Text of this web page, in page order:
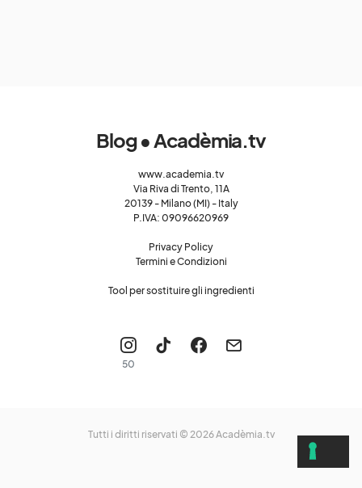
Blog • Acadèmia.tv
www.academia.tv
Via Riva di Trento, 11A
20139 - Milano (MI) - Italy
P.IVA: 09096620969
Privacy Policy
Termini e Condizioni
Tool per sostituire gli ingredienti
50
Tutti i diritti riservati © 2026Acadèmia.tv